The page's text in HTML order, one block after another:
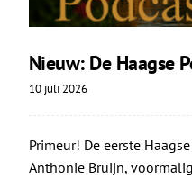
Nieuw: De Haagse
10 juli 2026
Primeur! De eerste
Anthonie Bruijn,